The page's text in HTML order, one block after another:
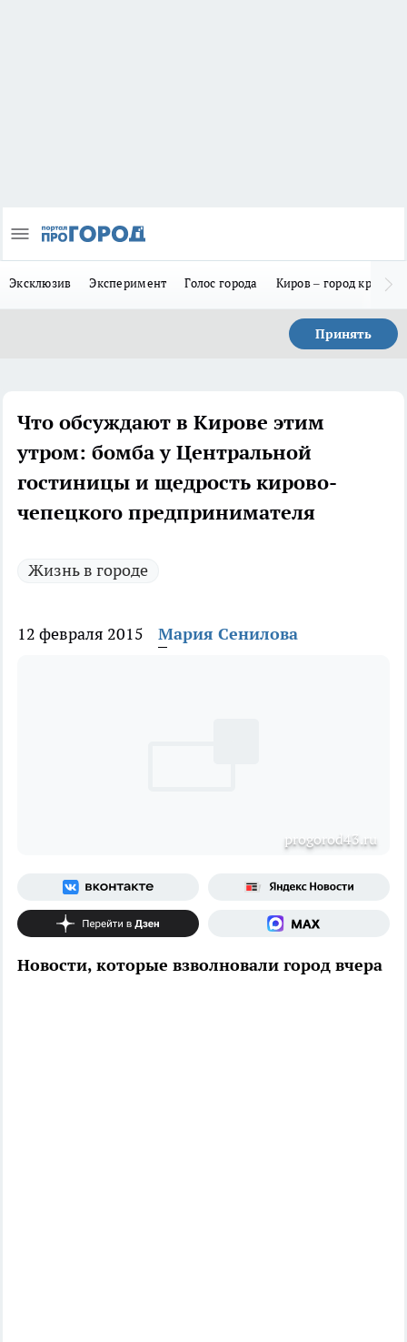
Эксклюзив Эксперимент Голос города Киров – город
Принять
Что обсуждают в Кирове этим
утром: бомба у Центральной
гостиницы и щедрость кирово-
чепецкого предпринимателя
Жизнь в городе
12 февраля 2015 Мария Сенилова
progorod43.ru
Новости, которые взволновали город вчера